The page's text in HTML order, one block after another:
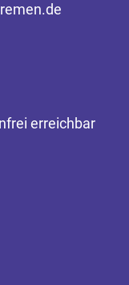
erreichbar